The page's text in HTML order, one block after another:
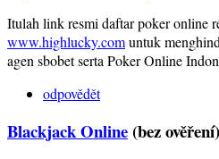
Itulah link resmi daftar poker online
www.highlucky.comuntuk
agen sbobet serta Poker Online
odpovědět
Blackjack Online (bez ověření)